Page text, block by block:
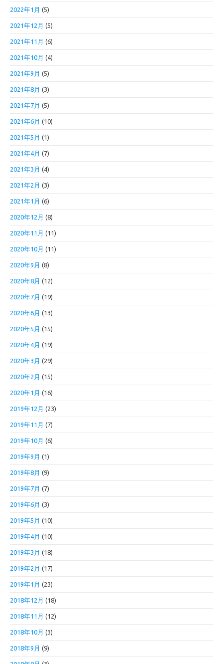
2022年1月 (5)
2021年12月 (5)
2021年11月 (6)
2021年10月 (4)
2021年9月 (5)
2021年8月 (3)
2021年7月 (5)
2021年6月 (10)
2021年5月 (1)
2021年4月 (7)
2021年3月 (4)
2021年2月 (3)
2021年1月 (6)
2020年12月 (8)
2020年11月 (11)
2020年10月 (11)
2020年9月 (8)
2020年8月 (12)
2020年7月 (19)
2020年6月 (13)
2020年5月 (15)
2020年4月 (19)
2020年3月 (29)
2020年2月 (15)
2020年1月 (16)
2019年12月 (23)
2019年11月 (7)
2019年10月 (6)
2019年9月 (1)
2019年8月 (9)
2019年7月 (7)
2019年6月 (3)
2019年5月 (10)
2019年4月 (10)
2019年3月 (18)
2019年2月 (17)
2019年1月 (23)
2018年12月 (18)
2018年11月 (12)
2018年10月 (3)
2018年9月 (9)